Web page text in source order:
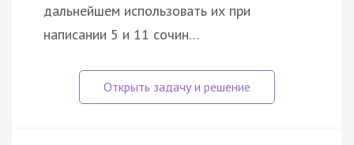
дальнейшем использовать их при
написании 5 и 11 сочин…